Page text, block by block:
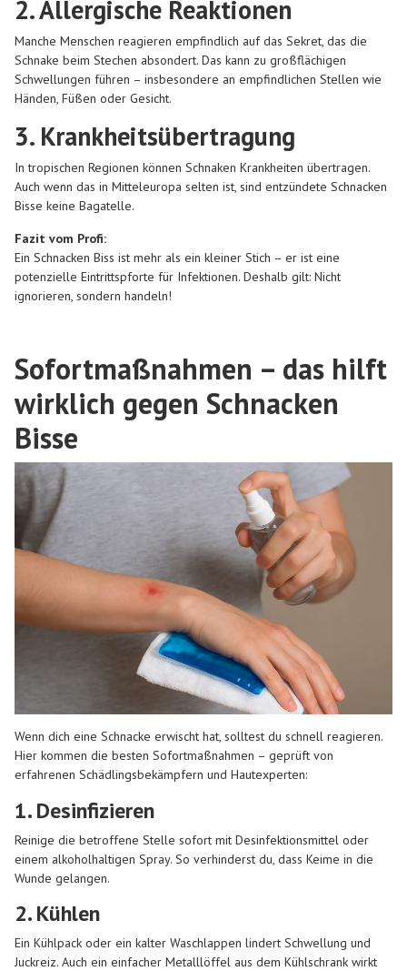
2. Allergische Reaktionen
Manche Menschen reagieren empfindlich auf das Sekret, das die
Schnake beim Stechen absondert. Das kann zu großflächigen
Schwellungen führen – insbesondere an empfindlichen Stellen wie
Händen, Füßen oder Gesicht.
3. Krankheitsübertragung
In tropischen Regionen können Schnaken Krankheiten übertragen.
Auch wenn das in Mitteleuropa selten ist, sind entzündete Schnacken
Bisse keine Bagatelle.
Fazit vom Profi:
Ein Schnacken Biss ist mehr als ein kleiner Stich – er ist eine
potenzielle Eintrittspforte für Infektionen. Deshalb gilt: Nicht
ignorieren, sondern handeln!
Sofortmaßnahmen – das hilft
wirklich gegen Schnacken
Bisse
Wenn dich eine Schnacke erwischt hat, solltest du schnell reagieren.
Hier kommen die besten Sofortmaßnahmen – geprüft von
erfahrenen Schädlingsbekämpfern und Hautexperten:
1. Desinfizieren
Reinige die betroffene Stelle sofort mit Desinfektionsmittel oder
einem alkoholhaltigen Spray. So verhinderst du, dass Keime in die
Wunde gelangen.
2. Kühlen
Ein Kühlpack oder ein kalter Waschlappen lindert Schwellung und
Juckreiz. Auch ein einfacher Metalllöffel aus dem Kühlschrank wirkt